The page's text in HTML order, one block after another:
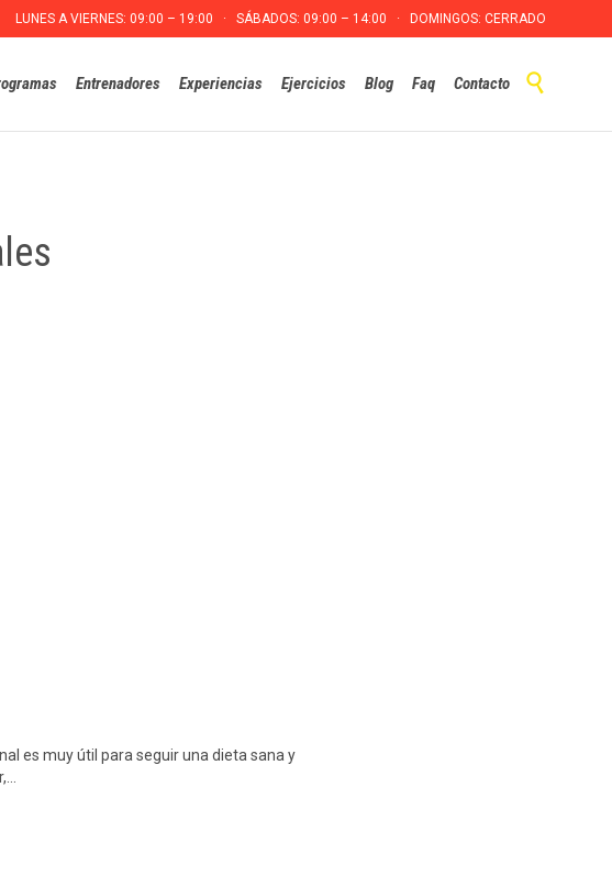
LUNES A VIERNES: 09:00 – 19:00 · SÁBADOS: 09:00 – 14:00 · DOMINGOS: CERRADO
to
Entrenadores Experiencias Ejercicios Blog Faq Contacto 
es muy útil para seguir una dieta sana y